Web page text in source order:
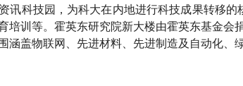
讯科技园，为科大在内地进行科技成果转移
培训等。霍英东研究院新大楼由霍英东基金
涵盖物联网、先进材料、先进制造及自动化、